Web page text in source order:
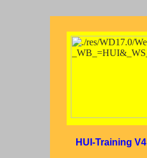
HUI-Training V4